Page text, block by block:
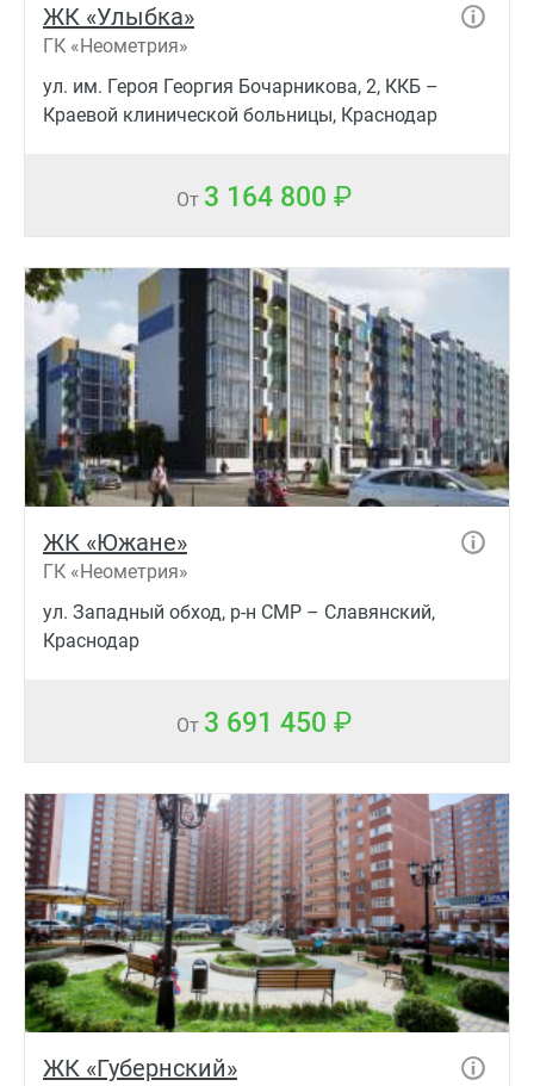
ЖК «Улыбка»
ГК «Неометрия»
ул. им. Героя Георгия Бочарникова, 2, ККБ –
Краевой клинической больницы, Краснодар
От 3 164 800
ЖК «Южане»
ГК «Неометрия»
ул. Западный обход, р-н СМР – Славянский,
Краснодар
От 3 691 450
ЖК «Губернский»